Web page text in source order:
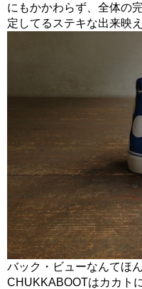
にもかかわらず、全体の
定してるステキな出来映え
バック・ビューなんてほ
CHUKKABOOTはカカト